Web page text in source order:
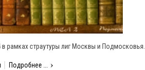
рамках страутуры лиг Москвы и Подмосковья.
Подробнее ...